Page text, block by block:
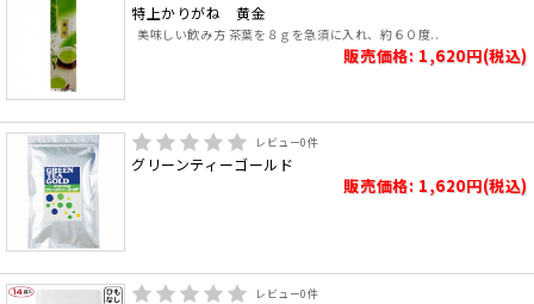
特上かりがね 黄金
美味しい飲み方 茶葉を８ｇを急須に入れ、約６０度..
販売価格: 1,620円(税込)
レビュー0件
グリーンティーゴールド
販売価格: 1,620円(税込)
レビュー0件